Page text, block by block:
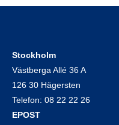
Stockholm
Västberga Allé 36 A
126 30 Hägersten
Telefon: 08 22 22 26
EPOST